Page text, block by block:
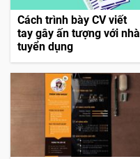
Cách trình bày CV viết
tay gây ấn tượng với nhà
tuyển dụng